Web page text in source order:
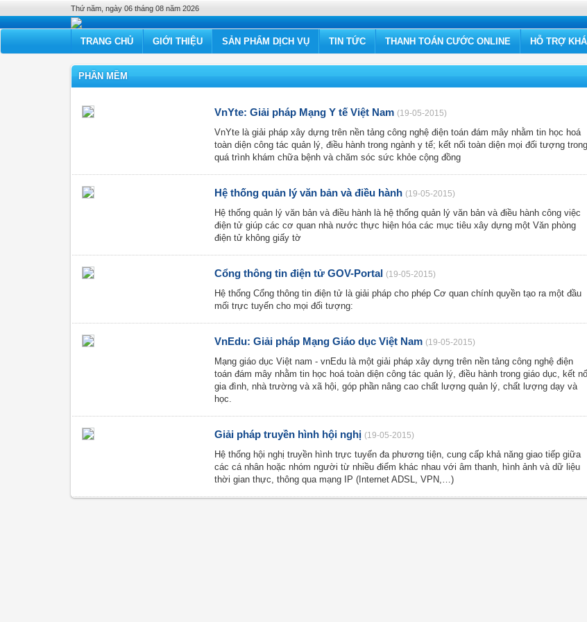
Thứ năm, ngày 06 tháng 08 năm 2026
TRANG CHỦ GIỚI THIỆU SẢN PHẨM DỊCH VỤ TIN TỨC THANH TOÁN CƯỚC ONLINE HỖ TRỢ
PHẦN MỀM
VnYte: Giải pháp Mạng Y tế Việt Nam (19-05-2015)
VnYte là giải pháp xây dựng trên nền tảng công nghệ điện toán đám mây nhằm tin học hoá
toàn diện công tác quản lý, điều hành trong ngành y tế; kết nối toàn diện mọi đối tượng trong
quá trình khám chữa bệnh và chăm sóc sức khỏe cộng đồng
Hệ thống quản lý văn bản và điều hành (19-05-2015)
Hệ thống quản lý văn bản và điều hành là hệ thống quản lý văn bản và điều hành công việc
điện tử giúp các cơ quan nhà nước thực hiện hóa các mục tiêu xây dựng một Văn phòng
điện tử không giấy tờ
Cổng thông tin điện tử GOV-Portal (19-05-2015)
Hệ thống Cổng thông tin điện tử là giải pháp cho phép Cơ quan chính quyền tạo ra một đầu
mối trực tuyến cho mọi đối tượng:
VnEdu: Giải pháp Mạng Giáo dục Việt Nam (19-05-2015)
Mạng giáo dục Việt nam - vnEdu là một giải pháp xây dựng trên nền tảng công nghệ điện
toán đám mây nhằm tin học hoá toàn diện công tác quản lý, điều hành trong giáo dục, kết
gia đình, nhà trường và xã hội, góp phần nâng cao chất lượng quản lý, chất lượng dạy và
học.
Giải pháp truyền hình hội nghị (19-05-2015)
Hệ thống hội nghị truyền hình trực tuyến đa phương tiện, cung cấp khả năng giao tiếp giữa
các cá nhân hoặc nhóm người từ nhiều điểm khác nhau với âm thanh, hình ảnh và dữ liệu
thời gian thực, thông qua mạng IP (Internet ADSL, VPN,…)